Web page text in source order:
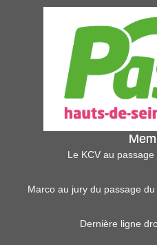
Le KCV au
Marco au jury du passage
Dernière ligne